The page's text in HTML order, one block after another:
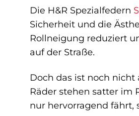
Die H&R Spezialfedern
Sicherheit und die
Rollneigung reduziert
auf der Straße.
Doch das ist noch
Räder stehen satter im
nur hervorragend fährt,